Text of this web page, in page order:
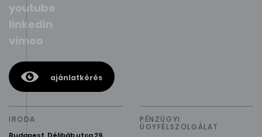
youtube
linkedin
vimeo
ajánlatkérés
IRODA PÉNZÜGYI
ÜGYFÉLSZOLGÁLAT